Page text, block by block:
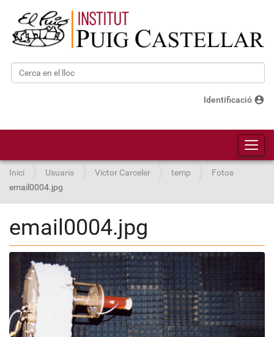
Cerca
Identificació account_circle
Inici Usuaris Victor Carceler temp
Fotos
email0004.jpg
email0004.jpg